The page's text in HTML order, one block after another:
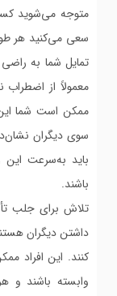
متوجه می‌شوید
سعی می‌کنید هر
تمایل شما به
معمولاً از
ممکن است شما
سوی دیگران
باید به‌سرعت این
باشند.
تلاش برای جلب
داشتن دیگران
کنند. این افراد
وابسته باشند و